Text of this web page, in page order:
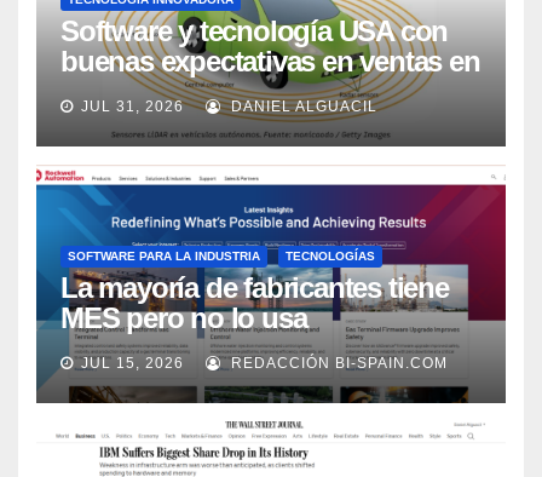
Software y tecnología USA con
buenas expectativas en ventas en
los próximos 2 años, según
Market Watch
JUL 31, 2026 DANIEL ALGUACIL
SOFTWARE PARA LA INDUSTRIA TECNOLOGÍAS
La mayoría de fabricantes tiene
MES pero no lo usa
adecuadamente, según Rockwell
Automation
JUL 15, 2026 REDACCIÓN BI-SPAIN.COM